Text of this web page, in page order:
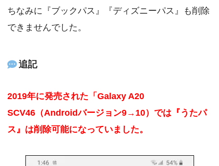
ちなみに『ブックパス』『ディズニーパス』も削除
できませんでした。
追記
2019年に発売された「Galaxy A20
SCV46（Androidバージョン9→10）では『うたパ
ス』は削除可能になっていました。